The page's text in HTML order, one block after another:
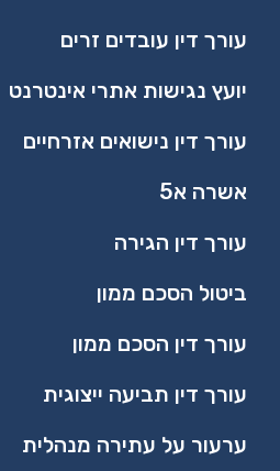
עורך דין עובדים זרים
יועץ נגישות אתרי אינטרנט
עורך דין נישואים אזרחיים
אשרה א5
עורך דין הגירה
ביטול הסכם ממון
עורך דין הסכם ממון
עורך דין תביעה ייצוגית
ערעור על עתירה מנהלית